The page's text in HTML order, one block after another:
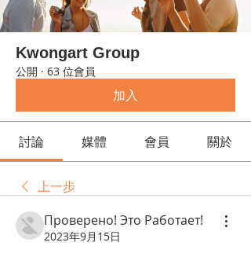
Kwongart Group
公開 · 63 位會員
加入
討論 媒體 會員 關於
上一步
Проверено! Это Работает!
2023年9月15日